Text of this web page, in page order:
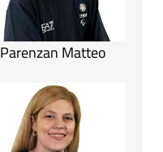
Parenzan Matteo